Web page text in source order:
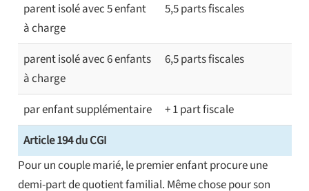
Article 194 du CGI
parent isolé avec 5 enfant
à charge
5,5 parts fiscales
parent isolé avec 6 enfants
à charge
6,5 parts fiscales
par enfant supplémentaire + 1 part fiscale
Pour un couple marié, le premier enfant procure une
demi-part de quotient familial. Même chose pour son